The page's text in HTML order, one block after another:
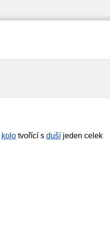
kolotvořící s dušíjeden celek